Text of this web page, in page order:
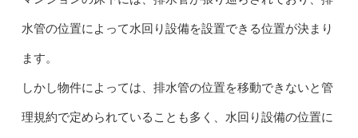
水管の位置によって水回り設備を設置できる位置が決まり
ます。
しかし物件によっては、排水管の位置を移動できないと管
理規約で定められていることも多く、水回り設備の位置に